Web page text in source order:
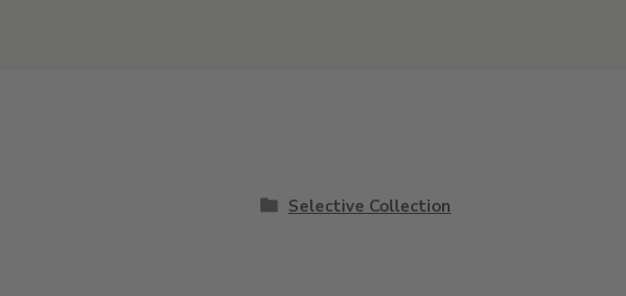
Selective Collection